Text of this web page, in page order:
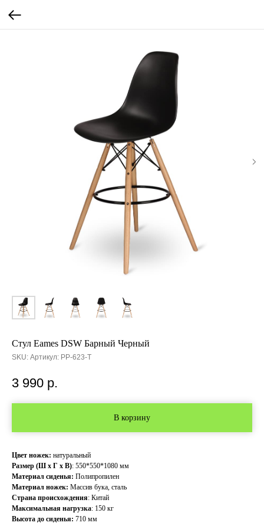
Cтул Eames DSW Барный Черный
SKU: Артикул: PP-623-T
3 990 р.
В корзину
Цвет ножек: натуральный
Размер (Ш х Г х В): 550*550*1080 мм
Материал сиденья: Полипропилен
Материал ножек: Массив бука, сталь
Страна происхождения: Китай
Максимальная нагрузка: 150 кг
Высота до сиденья: 710 мм